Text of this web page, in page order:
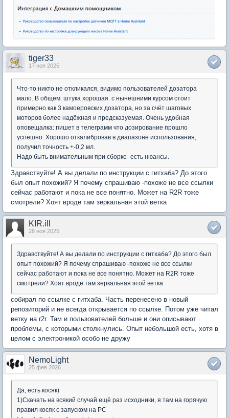
tiger33
17 ноя 2025
Что-то никто не откликался, видимо пользователей дозатора
мало. В общем: штука хорошая. с нынешними курсом стоит
примерно как 3 камоеровских дозатора, но за счёт шаговых
моторов более надёжная и предсказуемая. Очень удобная
оповещалка: пишет в телеграмм что дозирование прошло
успешно. Хорошо откалибровав в диапазоне использования,
получил точность +-0,2 мл.
Надо быть внимательным при сборке- есть нюансы.
Здравствуйте! А вы делали по инструкции с гитхаба? До этого
был опыт похожий? Я почему спрашиваю -похоже не все ссылки
сейчас работают и пока не все понятно. Может на R2R тоже
смотрели? Хоят вроде там зеркальная этой ветка
KIR.ill
28 ноя 2025
Здравствуйте! А вы делали по инструкции с гитхаба? До этого был
опыт похожий? Я почему спрашиваю -похоже не все ссылки
сейчас работают и пока не все понятно. Может на R2R тоже
смотрели? Хоят вроде там зеркальная этой ветка
собирал по ссылке с гитхаба. Часть перенесено в новый
репозиторий и не всегда открывается по ссылке. Потом уже читал
ветку на r2r. Там и пользователей больше и они описывают
проблемы, с которыми столкнулись. Опыт небольшой есть, хотя в
целом с электроникой особо не дружу
NemoLight
25 фев 2026
Да, есть косяк)
1)Скачать на всякий случай ещё раз исходники, я там на горячую
правил косяк с запуском на PC